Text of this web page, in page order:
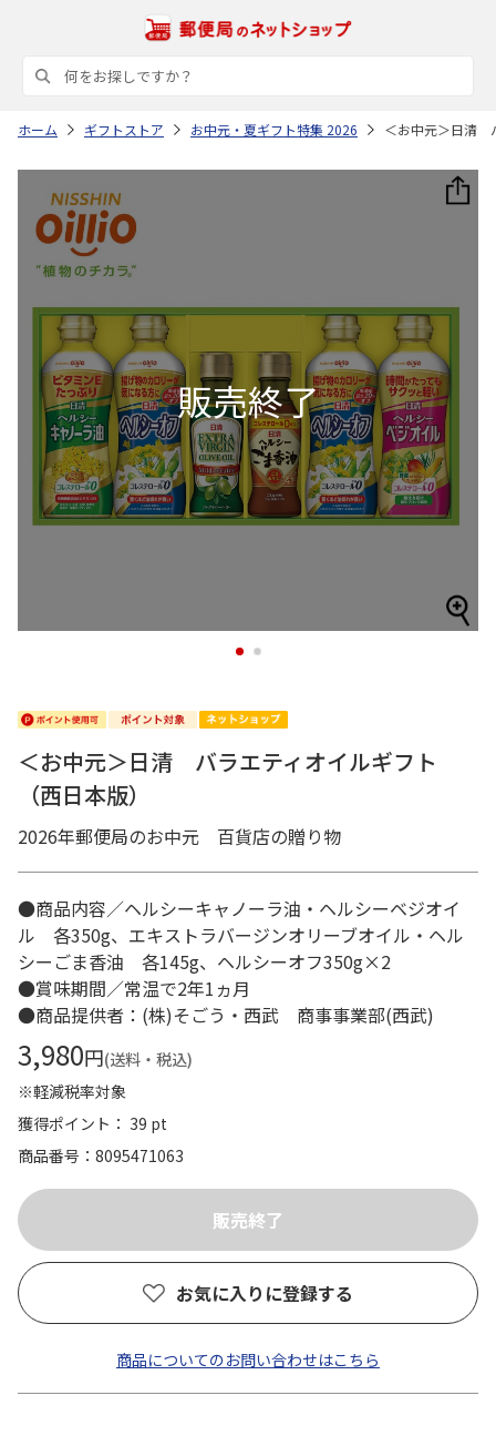
ホーム ギフトストア お中元・夏ギフト特集 2026 ＜お中元＞日清
1 2
＜お中元＞日清 バラエティオイルギフト
（西日本版）
2026年郵便局のお中元 百貨店の贈り物
●商品内容／ヘルシーキャノーラ油・ヘルシーベジオイ
ル 各350g、エキストラバージンオリーブオイル・ヘル
シーごま香油 各145g、ヘルシーオフ350g×2
●賞味期間／常温で2年1ヵ月
●商品提供者：(株)そごう・西武 商事事業部(西武)
3,980円(送料・税込)
※軽減税率対象
獲得ポイント： 39 pt
商品番号
8095471063
お気に入りに登録する
商品についてのお問い合わせはこちら